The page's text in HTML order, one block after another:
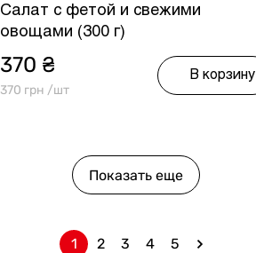
Салат с фетой и свежими
овощами (300 г)
370 ₴
370 грн /шт
В корзину
Показать еще
1 2 3 4 5